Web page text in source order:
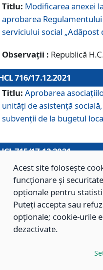
Titlu: Modificarea anexei
aprobarea
serviciului social
Observații : Republică
716/17.12.2021
Titlu: Aprobarea
unităţi de asistenţă
subvenţii de la bugetul
715/17.12.2021
Titlu: Aprobarea Planului
local pentru anul 2022.
714/17.12.2021
Titlu: Modificarea Anexei
aprobarea
Direcţiei de Asistenţă
Acest site folosește
funcționare și
opționale pentru
Puteți accepta sau
opționale; cookie-urile
dezactivate.